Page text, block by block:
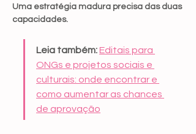
Uma estratégia madura precisa das duas
capacidades.
Leia também:Editais para
ONGs e projetos sociais e
culturais: onde encontrar e
como aumentar as chances
de aprovação